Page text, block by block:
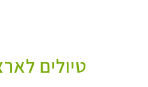
טיולים